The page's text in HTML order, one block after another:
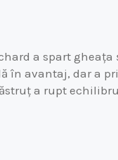
a spart
în avantaj, dar a
a rupt